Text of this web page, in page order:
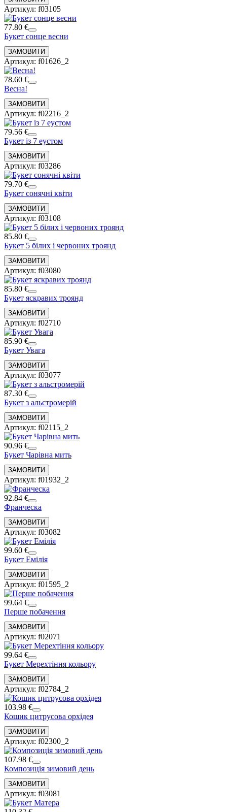
Артикул: f03105
77.80 €
Букет сонце весни
Артикул: f01626_2
78.60 €
Весна!
Артикул: f02216_2
79.56 €
Букет із 7 еустом
Артикул: f03286
79.70 €
Букет сонячні квіти
Артикул: f03108
85.80 €
Букет 5 білих і червоних троянд
Артикул: f03080
85.80 €
Букет яскравих троянд
Артикул: f02710
85.90 €
Букет Увага
Артикул: f03077
87.30 €
Букет з альстромерій
Артикул: f02115_2
90.96 €
Букет Чарівна мить
Артикул: f01932_2
92.84 €
Франческа
Артикул: f03082
99.60 €
Букет Емілія
Артикул: f01595_2
99.64 €
Перше побачення
Артикул: f02071
99.64 €
Букет Мерехтіння кольору
Артикул: f02784_2
103.98 €
Кошик цитрусова орхідея
Артикул: f02300_2
107.98 €
Композиція зимовий день
Артикул: f03081